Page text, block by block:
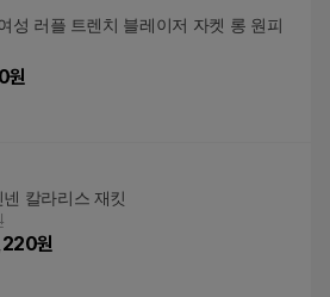
성 러플 트렌치 블레이저 자켓 롱 원피
원
칼라리스 재킷
원